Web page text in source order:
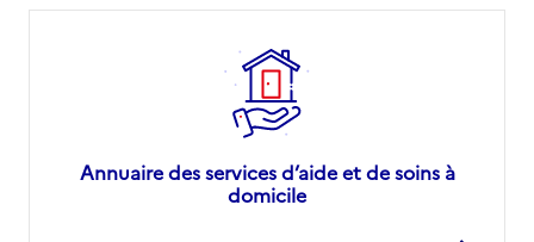
Annuaire des services d’aide et de soins à
domicile